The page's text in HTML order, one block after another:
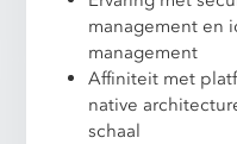
management en
management
Affiniteit met
native
schaal